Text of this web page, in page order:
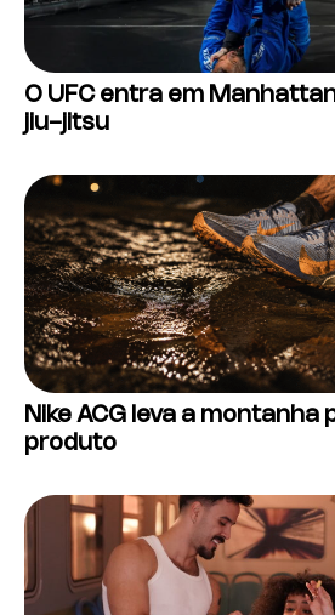
O UFC entra em
jiu-jitsu
Nike ACG leva a montanha
produto